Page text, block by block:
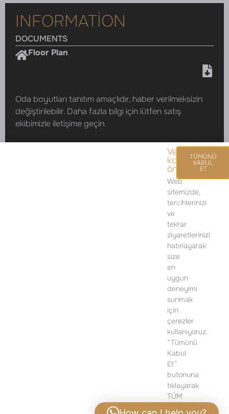
INFORMATION
DOCUMENTS
Floor Plan
Oda boyutları tanıtım amaçlıdır, haber verilmeksizin
değiştirilebilir. Daha fazla bilgi için lütfen satış
ekibimizle iletişime geçin.
DETAYLI BILGI IÇIN LÜTFEN ILETIŞIME GEÇIN
Veri
korumasını
önemsiyoruz.
Web
sitemizde,
tercihlerinizi
ve
tekrar
ziyaretlerinizi
hatırlayarak
size
en
uygun
deneyimi
sunmak
için
çerezler
kullanıyoruz.
“Tümünü
Kabul
Et”
butonuna
tıklayarak
TÜM
TÜMÜNÜ
KABUL
ET